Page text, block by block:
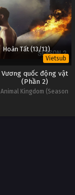
Hoàn Tất (13/13)
Vietsub
Vương quốc động vật
(Phần 2)
Animal Kingdom (Season